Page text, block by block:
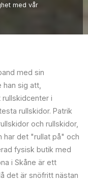
med vår
med sin
sig att,
i
rullskidor. Patrik
och rullskidor,
har det "rullat på" och
fysisk butik med
i Skåne är ett
det är snöfritt nästan